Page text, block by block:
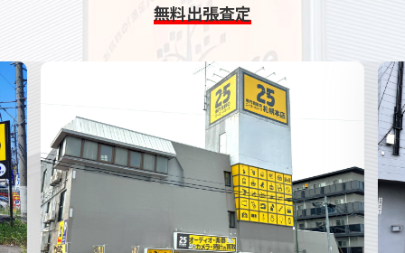
無料出張査定